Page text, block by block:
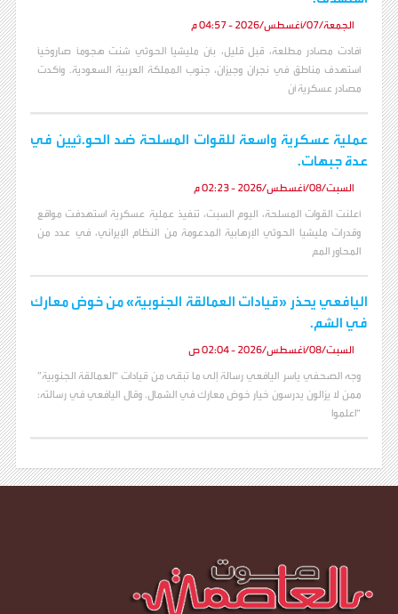
الجمعة/07/أغسطس/2026 - 04:57 م
أفادت مصادر مطلعة، قبل قليل، بأن مليشيا الحوثي شنت هجومًا صاروخيًا
استهدف مناطق في نجران وجيزان، جنوب المملكة العربية السعودية. وأكدت
مصادر عسكرية أن
عملية عسكرية واسعة للقوات المسلحة ضد الحو.ثيين في
عدة جبهات.
السبت/08/أغسطس/2026 - 02:23 م
أعلنت القوات المسلحة، اليوم السبت، تنفيذ عملية عسكرية استهدفت مواقع
وقدرات مليشيا الحوثي الإرهابية المدعومة من النظام الإيراني، في عدد من
المحاور المم
اليافعي يحذر «قيادات العمالقة الجنوبية» من خوض معارك
في الشم.
السبت/08/أغسطس/2026 - 02:04 ص
وجه الصحفي ياسر اليافعي رسالة إلى ما تبقى من قيادات “العمالقة الجنوبية”
ممن لا يزالون يدرسون خيار خوض معارك في الشمال. وقال اليافعي في رسالته:
“اعلموا